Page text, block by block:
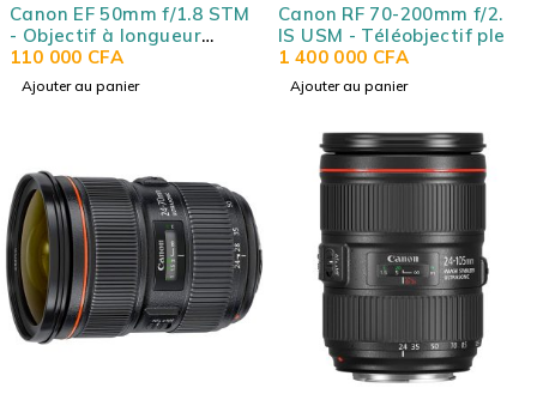
Canon EF 50mm f/1.8 STM
- Objectif à longueur
focale fixe
110 000 CFA
Ajouter au panier
Canon RF 70-200mm f/2.8L
IS USM - Téléobjectif plein
format pour hybride
Canon R avec stabilisation
intégrée
1 400 000 CFA
Ajouter au panier